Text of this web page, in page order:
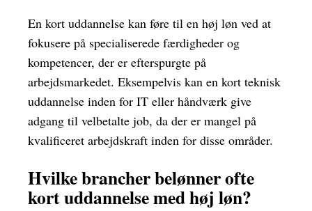
En kort uddannelse kan føre til en høj løn ved at
fokusere på specialiserede færdigheder og
kompetencer, der er efterspurgte på
arbejdsmarkedet. Eksempelvis kan en kort teknisk
uddannelse inden for IT eller håndværk give
adgang til velbetalte job, da der er mangel på
kvalificeret arbejdskraft inden for disse områder.
Hvilke brancher belønner ofte
kort uddannelse med høj løn?